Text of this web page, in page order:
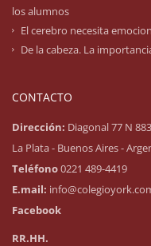
los alumnos
El cerebro necesita
De la cabeza. La
CONTACTO
Dirección: Diagonal 77 N
La Plata - Buenos Aires -
Teléfono0221 489-4419
E.mail:
Facebook
RR.HH.